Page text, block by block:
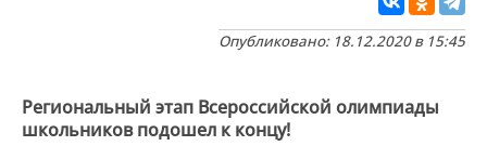
Опубликовано: 18.12.2020 в 15:45
Региональный этап Всероссийской олимпиады
школьников подошел к концу!